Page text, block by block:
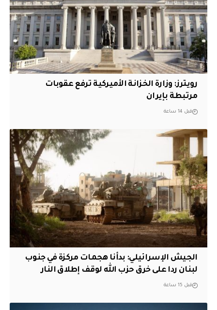
‏رويترز: وزارة الخزانة الأميركية ترفع عقوبات
مرتبطة بإيران
قبل 14 ساعة
الجيش الإسرائيلي: بدأنا هجمات مركزة في جنوب
لبنان ردا على خرق حزب الله لوقف إطلاق النار
قبل 15 ساعة